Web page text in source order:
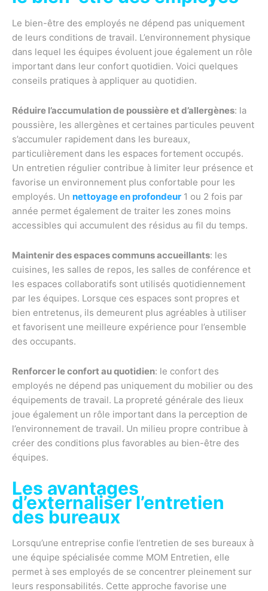
Le bien-être des employés ne dépend pas uniquement
de leurs conditions de travail. L’environnement physique
dans lequel les équipes évoluent joue également un rôle
important dans leur confort quotidien. Voici quelques
conseils pratiques à appliquer au quotidien.
Réduire l’accumulation de poussière et d’allergènes: la
poussière, les allergènes et certaines particules peuvent
s’accumuler rapidement dans les bureaux,
particulièrement dans les espaces fortement occupés.
Un entretien régulier contribue à limiter leur présence et
favorise un environnement plus confortable pour les
employés. Un nettoyage en profondeur 1 ou 2 fois par
année permet également de traiter les zones moins
accessibles qui accumulent des résidus au fil du temps.
Maintenir des espaces communs accueillants: les
cuisines, les salles de repos, les salles de conférence et
les espaces collaboratifs sont utilisés quotidiennement
par les équipes. Lorsque ces espaces sont propres et
bien entretenus, ils demeurent plus agréables à utiliser
et favorisent une meilleure expérience pour l’ensemble
des occupants.
Renforcer le confort au quotidien: le confort des
employés ne dépend pas uniquement du mobilier ou des
équipements de travail. La propreté générale des lieux
joue également un rôle important dans la perception de
l’environnement de travail. Un milieu propre contribue à
créer des conditions plus favorables au bien-être des
équipes.
Les avantages
d’externaliser l’entretien
des bureaux
Lorsqu’une entreprise confie l’entretien de ses bureaux à
une équipe spécialisée comme MOM Entretien, elle
permet à ses employés de se concentrer pleinement sur
leurs responsabilités. Cette approche favorise une